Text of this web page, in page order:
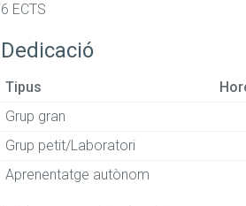
6 ECTS
Dedicació
Tipus
Grup gran
Grup petit/Laboratori
Aprenentatge autònom